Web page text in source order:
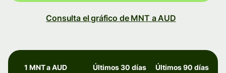
Consulta el gráfico de MNT a AUD
1 MNT a AUD Últimos 30 días Últimos 90 días